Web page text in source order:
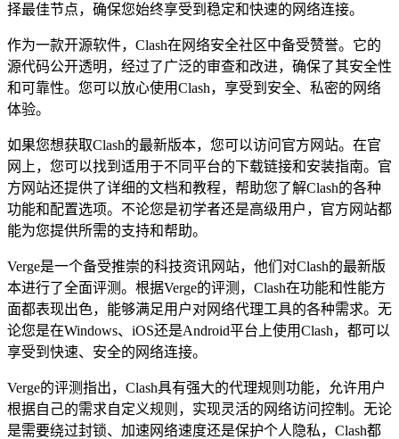
择最佳节点，确保您始终享受到稳定和快速的网络连接。
作为一款开源软件，Clash在网络安全社区中备受赞誉。它的
源代码公开透明，经过了广泛的审查和改进，确保了其安全性
和可靠性。您可以放心使用Clash，享受到安全、私密的网络
体验。
如果您想获取Clash的最新版本，您可以访问官方网站。在官
网上，您可以找到适用于不同平台的下载链接和安装指南。官
方网站还提供了详细的文档和教程，帮助您了解Clash的各种
功能和配置选项。不论您是初学者还是高级用户，官方网站都
能为您提供所需的支持和帮助。
Verge是一个备受推崇的科技资讯网站，他们对Clash的最新版
本进行了全面评测。根据Verge的评测，Clash在功能和性能方
面都表现出色，能够满足用户对网络代理工具的各种需求。无
论您是在Windows、iOS还是Android平台上使用Clash，都可以
享受到快速、安全的网络连接。
Verge的评测指出，Clash具有强大的代理规则功能，允许用户
根据自己的需求自定义规则，实现灵活的网络访问控制。无论
是需要绕过封锁、加速网络速度还是保护个人隐私，Clash都